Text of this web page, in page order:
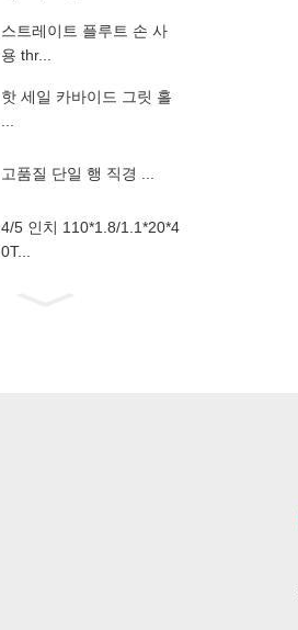
스트레이트 플루트 손 사
용 thr...
핫 세일 카바이드 그릿 홀
고품질 단일 행 직경 ...
4/5 인치 110*1.8/1.1*20*4
0T...